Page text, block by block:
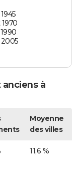
2005
à
Moyenne
des villes
11,6 %